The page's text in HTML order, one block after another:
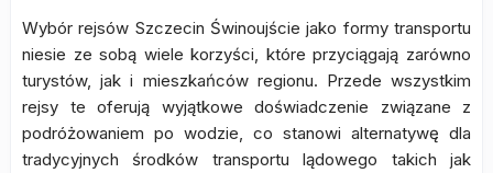
Wybór rejsów Szczecin Świnoujście jako formy transportu
niesie ze sobą wiele korzyści, które przyciągają zarówno
turystów, jak i mieszkańców regionu. Przede wszystkim
rejsy te oferują wyjątkowe doświadczenie związane z
podróżowaniem po wodzie, co stanowi alternatywę dla
tradycyjnych środków transportu lądowego takich jak